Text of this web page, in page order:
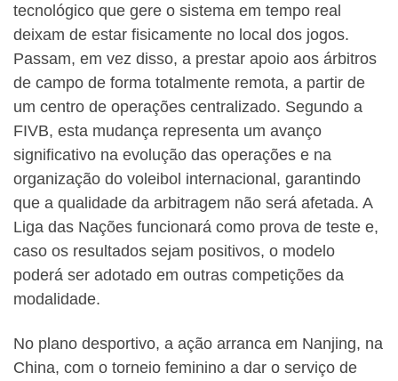
tecnológico que gere o sistema em tempo real
deixam de estar fisicamente no local dos jogos.
Passam, em vez disso, a prestar apoio aos árbitros
de campo de forma totalmente remota, a partir de
um centro de operações centralizado. Segundo a
FIVB, esta mudança representa um avanço
significativo na evolução das operações e na
organização do voleibol internacional, garantindo
que a qualidade da arbitragem não será afetada. A
Liga das Nações funcionará como prova de teste e,
caso os resultados sejam positivos, o modelo
poderá ser adotado em outras competições da
modalidade.
No plano desportivo, a ação arranca em Nanjing, na
China, com o torneio feminino a dar o serviço de